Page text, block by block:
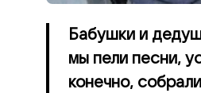
Бабушки и
мы пели песни,
конечно,